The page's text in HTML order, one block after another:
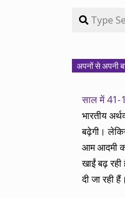
Search
अपनों से अपनी
साल में 41-
भारतीय
बढ़ेगी।
आम आदमी
खाईं बढ़
दी जा रही